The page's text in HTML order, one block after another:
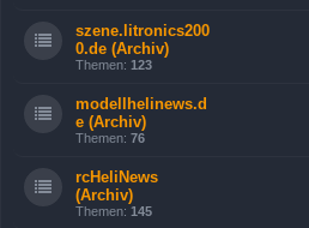
szene.litronics200
0.de (Archiv)
Themen: 123
modellhelinews.d
e (Archiv)
Themen: 76
rcHeliNews
(Archiv)
Themen: 145